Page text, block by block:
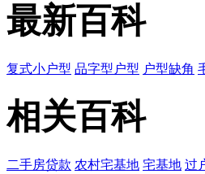
最新百科
复式小户型 品字型户型 户型缺角
相关百科
二手房贷款 农村宅基地 宅基地 过